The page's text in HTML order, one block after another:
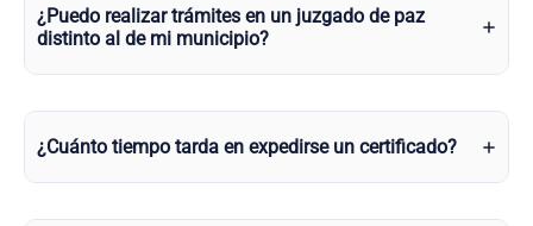
¿Puedo realizar trámites en un juzgado de paz
distinto al de mi municipio?
¿Cuánto tiempo tarda en expedirse un certificado?